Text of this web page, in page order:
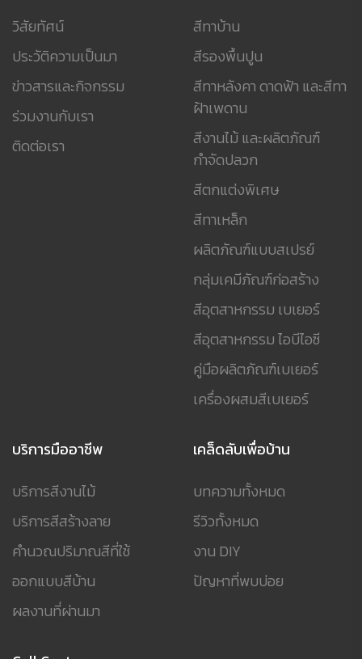
วิสัยทัศน์
ประวัติความเป็นมา
ข่าวสารและกิจกรรม
ร่วมงานกับเรา
ติดต่อเรา
สีทาบ้าน
สีรองพื้นปูน
สีทาหลังคา ดาดฟ้า และสีทา
ฝ้าเพดาน
สีงานไม้ และผลิตภัณฑ์
กำจัดปลวก
สีตกแต่งพิเศษ
สีทาเหล็ก
ผลิตภัณฑ์แบบสเปรย์
กลุ่มเคมีภัณฑ์ก่อสร้าง
สีอุตสาหกรรม เบเยอร์
สีอุตสาหกรรม ไอบีไอซี
คู่มือผลิตภัณฑ์เบเยอร์
เครื่องผสมสีเบเยอร์
บริการมืออาชีพ
บริการสีงานไม้
บริการสีสร้างลาย
คำนวณปริมาณสีที่ใช้
ออกแบบสีบ้าน
ผลงานที่ผ่านมา
เคล็ดลับเพื่อบ้าน
บทความทั้งหมด
รีวิวทั้งหมด
งาน DIY
ปัญหาที่พบบ่อย